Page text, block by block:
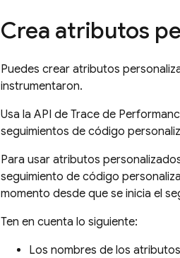
Crea atributos
Puedes crear atributos
instrumentaron.
Usa la API de Trace de
seguimientos de código
Para usar atributos
seguimiento de código
momento desde que se inicia el
Ten en cuenta lo siguiente:
Los nombres de los